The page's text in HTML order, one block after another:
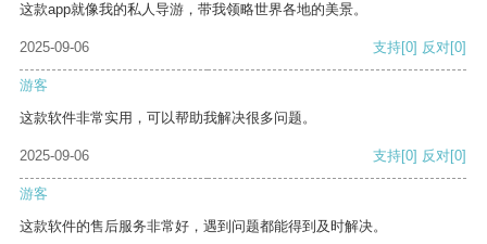
这款app就像我的私人导游，带我领略世界各地的美景。
2025-09-06 支持[0] 反对[0]
游客
这款软件非常实用，可以帮助我解决很多问题。
2025-09-06 支持[0] 反对[0]
游客
这款软件的售后服务非常好，遇到问题都能得到及时解决。